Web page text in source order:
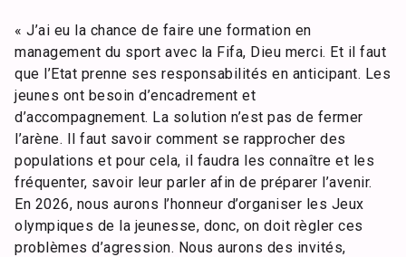
« J’ai eu la chance de faire une formation en
management du sport avec la Fifa, Dieu merci. Et il faut
que l’Etat prenne ses responsabilités en anticipant. Les
jeunes ont besoin d’encadrement et
d’accompagnement. La solution n’est pas de fermer
l’arène. Il faut savoir comment se rapprocher des
populations et pour cela, il faudra les connaître et les
fréquenter, savoir leur parler afin de préparer l’avenir.
En 2026, nous aurons l’honneur d’organiser les Jeux
olympiques de la jeunesse, donc, on doit règler ces
problèmes d’agression. Nous aurons des invités,